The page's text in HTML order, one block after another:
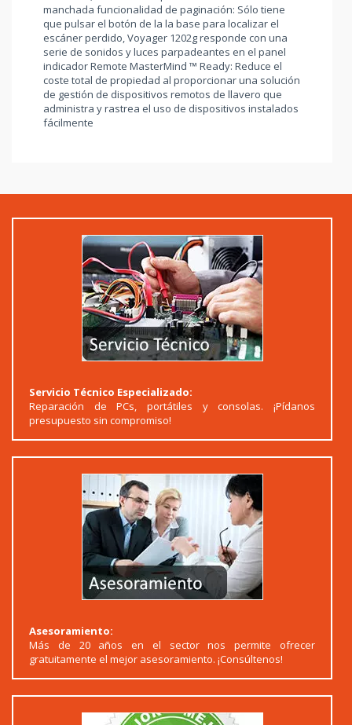
manchada funcionalidad de paginación: Sólo tiene
que pulsar el botón de la la base para localizar el
escáner perdido, Voyager 1202g responde con una
serie de sonidos y luces parpadeantes en el panel
indicador Remote MasterMind ™ Ready: Reduce el
coste total de propiedad al proporcionar una solución
de gestión de dispositivos remotos de llavero que
administra y rastrea el uso de dispositivos instalados
fácilmente
Servicio Técnico Especializado:
Reparación de PCs, portátiles y consolas. ¡Pídanos
presupuesto sin compromiso!
Asesoramiento:
Más de 20 años en el sector nos permite ofrecer
gratuitamente el mejor asesoramiento. ¡Consúltenos!